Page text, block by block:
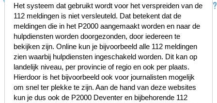
Het systeem dat gebruikt wordt voor het verspreiden van de
112 meldingen is niet versleuteld. Dat betekent dat de
meldingen die in het P2000 aangemaakt worden en naar de
hulpdiensten worden doorgezonden, door iedereen te
bekijken zijn. Online kun je bijvoorbeeld alle 112 meldingen
zien waarbij hulpdiensten ingeschakeld worden. Dit kan op
landelijk niveau, per provincie of regio en ook per plaats.
Hierdoor is het bijvoorbeeld ook voor journalisten mogelijk
om snel ter plekke te zijn. Aan de hand van deze websites
kun je dus ook de P2000 Deventer en bijbehorende 112